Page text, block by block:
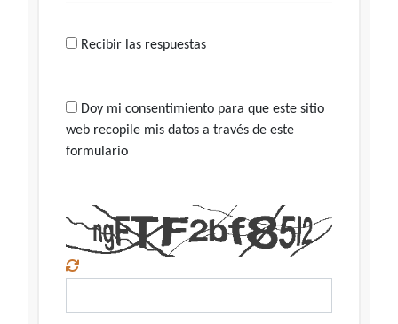
Recibir las respuestas
Doy mi consentimiento para que este sitio
web recopile mis datos a través de este
formulario